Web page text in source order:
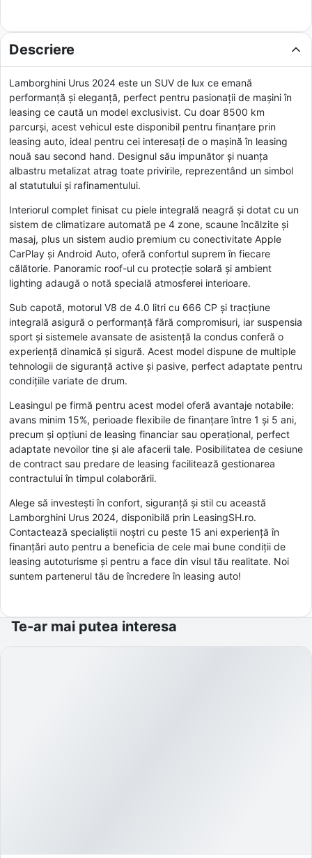
Descriere
Lamborghini Urus 2024 este un SUV de lux ce emană
performanță și eleganță, perfect pentru pasionații de mașini în
leasing ce caută un model exclusivist. Cu doar 8500 km
parcurși, acest vehicul este disponibil pentru finanțare prin
leasing auto, ideal pentru cei interesați de o mașină în leasing
nouă sau second hand. Designul său impunător și nuanța
albastru metalizat atrag toate privirile, reprezentând un simbol
al statutului și rafinamentului.
Interiorul complet finisat cu piele integrală neagră și dotat cu un
sistem de climatizare automată pe 4 zone, scaune încălzite și
masaj, plus un sistem audio premium cu conectivitate Apple
CarPlay și Android Auto, oferă confortul suprem în fiecare
călătorie. Panoramic roof-ul cu protecție solară și ambient
lighting adaugă o notă specială atmosferei interioare.
Sub capotă, motorul V8 de 4.0 litri cu 666 CP și tracțiune
integrală asigură o performanță fără compromisuri, iar suspensia
sport și sistemele avansate de asistență la condus conferă o
experiență dinamică și sigură. Acest model dispune de multiple
tehnologii de siguranță active și pasive, perfect adaptate pentru
condițiile variate de drum.
Leasingul pe firmă pentru acest model oferă avantaje notabile:
avans minim 15%, perioade flexibile de finanțare între 1 și 5 ani,
precum și opțiuni de leasing financiar sau operațional, perfect
adaptate nevoilor tine și ale afacerii tale. Posibilitatea de cesiune
de contract sau predare de leasing facilitează gestionarea
contractului în timpul colaborării.
Alege să investești în confort, siguranță și stil cu această
Lamborghini Urus 2024, disponibilă prin LeasingSH.ro.
Contactează specialiștii noștri cu peste 15 ani experiență în
finanțări auto pentru a beneficia de cele mai bune condiții de
leasing autoturisme și pentru a face din visul tău realitate. Noi
suntem partenerul tău de încredere în leasing auto!
Te-ar mai putea interesa